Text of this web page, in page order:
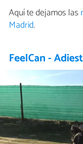
Aquí te dejamos las
Madrid.
FeelCan -